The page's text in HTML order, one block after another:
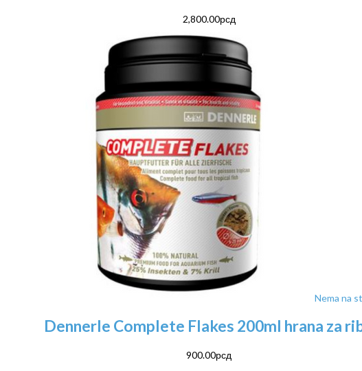
2,800.00рсд
Nema na
Dennerle Complete Flakes 200ml hrana za
900.00рсд